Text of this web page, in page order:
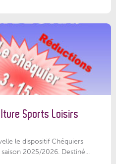
Sports Loisirs
le dispositif Chéquiers
2025/2026. Destiné...